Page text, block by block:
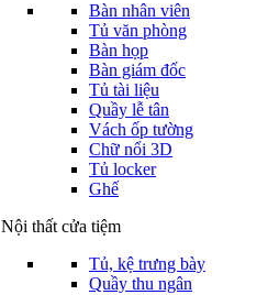
Bàn nhân viên
Tủ văn phòng
Bàn họp
Bàn giám đốc
Tủ tài liệu
Quầy lễ tân
Vách ốp tường
Chữ nổi 3D
Tủ locker
Ghế
Nội thất cửa tiệm
Tủ, kệ trưng bày
Quầy thu ngân